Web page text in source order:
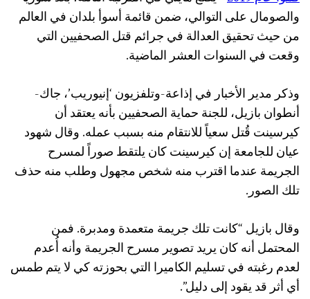
والصومال على التوالي، ضمن قائمة أسوأ بلدان في العالم
من حيث تحقيق العدالة في جرائم قتل الصحفيين التي
وقعت في السنوات العشر الماضية.
وذكر مدير الأخبار في إذاعة-وتلفزيون ‘إنيوريب’، جاك-
أنطوان بازيل، للجنة حماية الصحفيين بأنه يعتقد أن
كيرسينت قُتل سعياً للانتقام منه بسبب عمله. وقال شهود
عيان للجامعة إن كيرسينت كان يلتقط صوراً لمسرح
الجريمة عندما اقترب منه شخص مجهول وطلب منه حذف
تلك الصور.
وقال بازيل “كانت تلك جريمة متعمدة ومدبرة. فمن
المحتمل أنه كان يريد تصوير مسرح الجريمة وأنه أُعدم
لعدم رغبته في تسليم الكاميرا التي بحوزته كي لا يتم طمس
أي أثر قد يقود إلى دليل”.